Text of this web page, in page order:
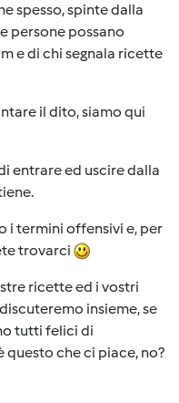
spesso, spinte dalla
persone possano
e di chi segnala ricette
il dito, siamo qui
entrare ed uscire dalla
i termini offensivi e, per
trovarci
ricette ed i vostri
insieme, se
tutti felici di
questo che ci piace, no?